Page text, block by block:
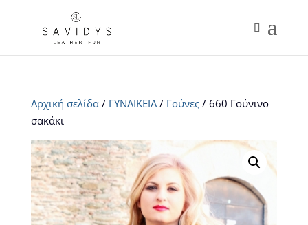
Αρχική σελίδα/ ΓΥΝΑΙΚΕΙΑ/ Γούνες/ 660 Γούνινο
σακάκι